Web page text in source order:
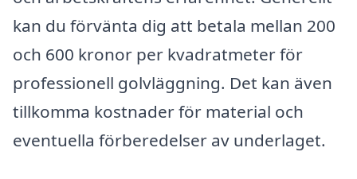
kan du förvänta dig att betala mellan 200
och 600 kronor per kvadratmeter för
professionell golvläggning. Det kan även
tillkomma kostnader för material och
eventuella förberedelser av underlaget.